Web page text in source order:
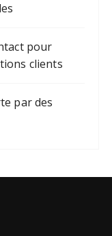
pour
clients
par des